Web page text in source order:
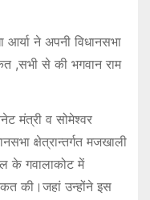
ने अपनी विधानसभा
,सभी से की भगवान राम
मंत्री व सोमेश्वर
क्षेत्रान्तर्गत मजखाली
के गवालाकोट में
की।जहां उन्होंने इस